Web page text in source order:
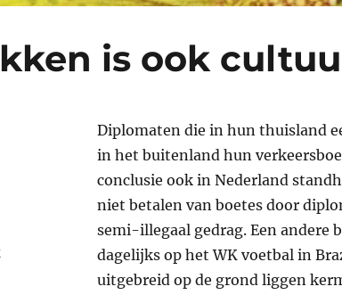
is ook
Diplomaten die in hun thuisland
in het buitenland hun
conclusie ook in Nederland
niet betalen van boetes door
semi-illegaal gedrag. Een andere
dagelijks op het WK voetbal in
uitgebreid op de grond liggen